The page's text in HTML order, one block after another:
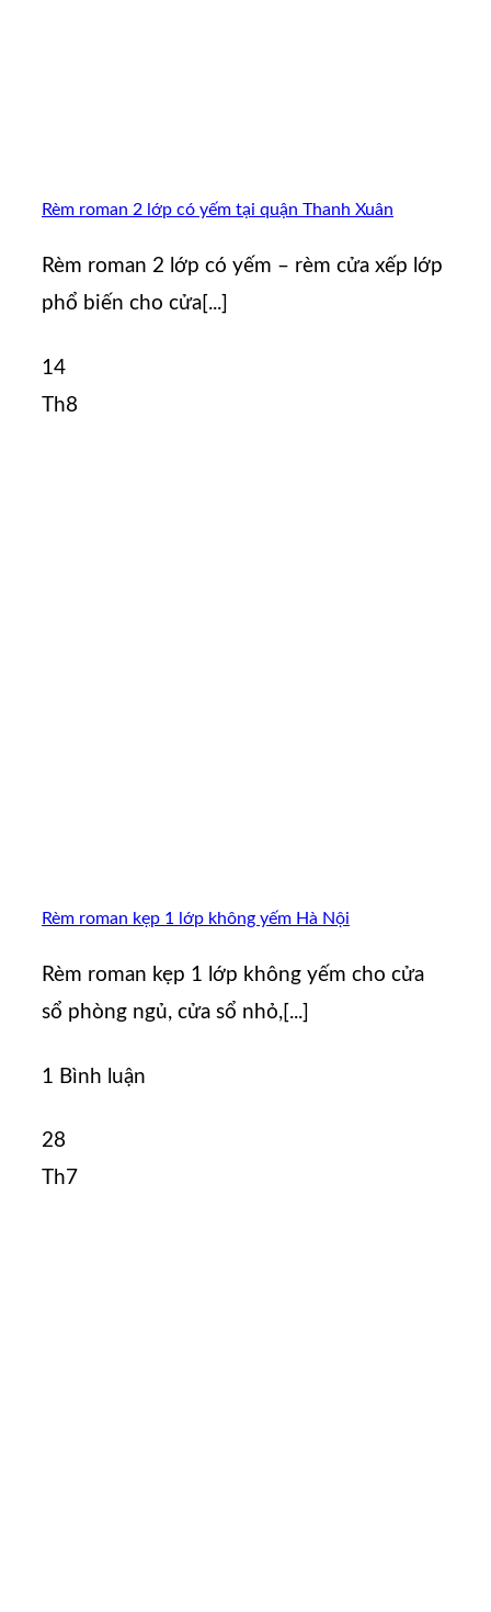
Rèm roman 2 lớp có yếm tại quận Thanh Xuân
Rèm roman 2 lớp có yếm – rèm cửa xếp lớp
phổ biến cho cửa[...]
14
Th8
Rèm roman kẹp 1 lớp không yếm Hà Nội
Rèm roman kẹp 1 lớp không yếm cho cửa
sổ phòng ngủ, cửa sổ nhỏ,[...]
1 Bình luận
28
Th7